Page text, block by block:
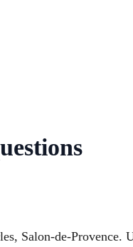
Salon-de-Provence.